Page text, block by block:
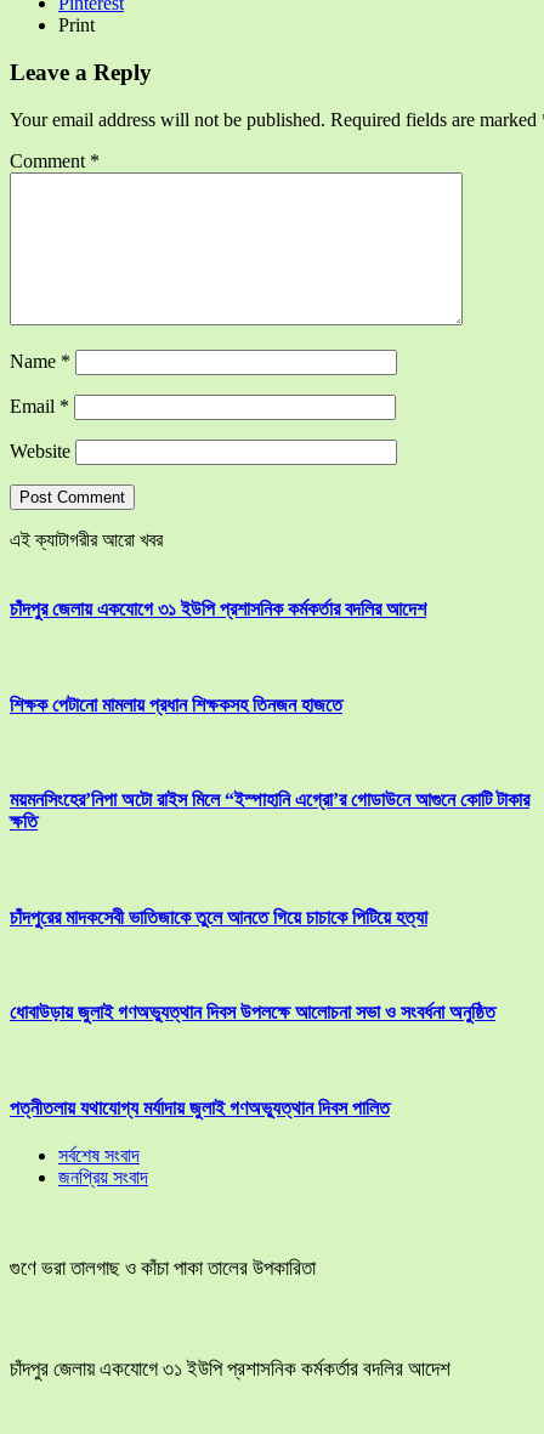
Print
Leave a Reply
Your email address will not be published. Required fields are marked
Comment *
Name *
Email *
Website
এই ক্যাটাগরীর আরো খবর
চাঁদপুর জেলায় একযোগে ৩১ ইউপি প্রশাসনিক কর্মকর্তার বদলির আদেশ
শিক্ষক পেটানো মামলায় প্রধান শিক্ষকসহ তিনজন হাজতে
ময়মনসিংহের’নিপা অটো রাইস মিলে “ইস্পাহানি এগ্রো’র গোডাউনে আগুনে কোটি টাকার
ক্ষতি
চাঁদপুরের মাদকসেবী ভাতিজাকে তুলে আনতে গিয়ে চাচাকে পিটিয়ে হত্যা
ধোবাউড়ায় জুলাই গণঅভ্যুত্থান দিবস উপলক্ষে আলোচনা সভা ও সংবর্ধনা অনুষ্ঠিত
পত্নীতলায় যথাযোগ্য মর্যাদায় জুলাই গণঅভ্যুত্থান দিবস পালিত
সর্বশেষ সংবাদ
জনপ্রিয় সংবাদ
গুণে ভরা তালগাছ ও কাঁচা পাকা তালের উপকারিতা
চাঁদপুর জেলায় একযোগে ৩১ ইউপি প্রশাসনিক কর্মকর্তার বদলির আদেশ